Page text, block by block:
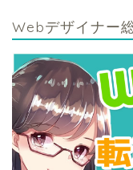
Webデザイナー